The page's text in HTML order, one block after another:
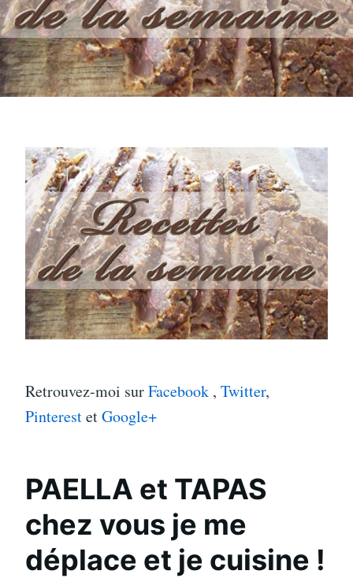
Retrouvez-moi surFacebook , Twitter,
PinterestetGoogle+
PAELLA et TAPAS
chez vous je me
déplace et je cuisine !